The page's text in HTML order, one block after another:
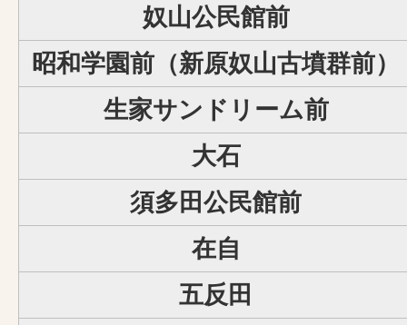
奴山公民館前
昭和学園前（新原奴山古墳群前）
生家サンドリーム前
大石
須多田公民館前
在自
五反田